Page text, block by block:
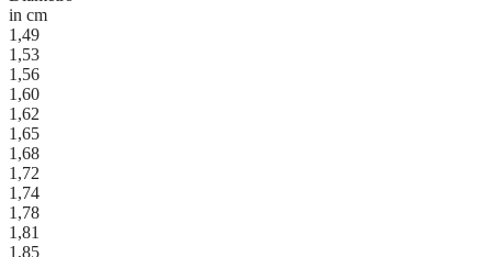
in cm
1,49
1,53
1,56
1,60
1,62
1,65
1,68
1,72
1,74
1,78
1,81
1,85